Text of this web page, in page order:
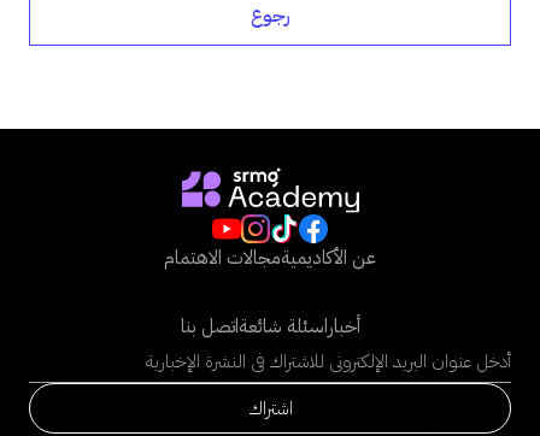
رجوع
عن الأكاديميةمجالات الاهتمام
أخباراسئلة شائعةاتصل بنا